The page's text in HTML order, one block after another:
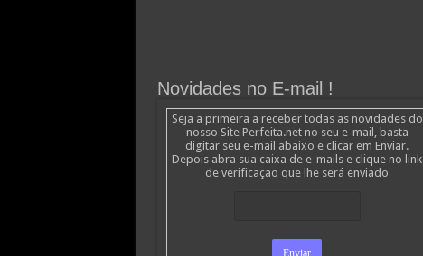
Novidades no E-mail !
Seja a primeira a receber todas as novidades do
nosso Site Perfeita.net no seu e-mail, basta
digitar seu e-mail abaixo e clicar em Enviar.
Depois abra sua caixa de e-mails e clique no link
de verificação que lhe será enviado